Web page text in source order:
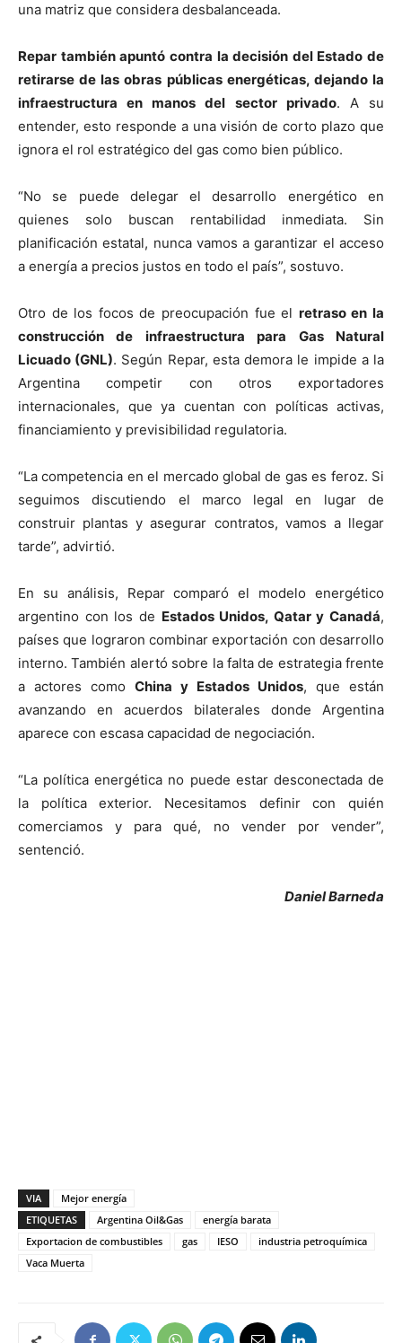
una matriz que considera desbalanceada.
Repar también apuntó contra la decisión del Estado de
retirarse de las obras públicas energéticas, dejando la
infraestructura en manos del sector privado. A su
entender, esto responde a una visión de corto plazo que
ignora el rol estratégico del gas como bien público.
“No se puede delegar el desarrollo energético en
quienes solo buscan rentabilidad inmediata. Sin
planificación estatal, nunca vamos a garantizar el acceso
a energía a precios justos en todo el país”, sostuvo.
Otro de los focos de preocupación fue el retraso en la
construcción de infraestructura para Gas Natural
Licuado (GNL). Según Repar, esta demora le impide a la
Argentina competir con otros exportadores
internacionales, que ya cuentan con políticas activas,
financiamiento y previsibilidad regulatoria.
“La competencia en el mercado global de gas es feroz. Si
seguimos discutiendo el marco legal en lugar de
construir plantas y asegurar contratos, vamos a llegar
tarde”, advirtió.
En su análisis, Repar comparó el modelo energético
argentino con los de Estados Unidos, Qatar y Canadá,
países que lograron combinar exportación con desarrollo
interno. También alertó sobre la falta de estrategia frente
a actores como China y Estados Unidos, que están
avanzando en acuerdos bilaterales donde Argentina
aparece con escasa capacidad de negociación.
“La política energética no puede estar desconectada de
la política exterior. Necesitamos definir con quién
comerciamos y para qué, no vender por vender”,
sentenció.
Daniel Barneda
VIA
Mejor energía
ETIQUETAS
Argentina Oil&Gas
energía barata
Exportacion de combustibles
gas IESO
industria petroquímica
Vaca Muerta